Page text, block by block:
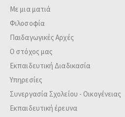
Με μια ματιά
Φιλοσοφία
Παιδαγωγικές Αρχές
Ο στόχος μας
Εκπαιδευτική Διαδικασία
Υπηρεσίες
Συνεργασία Σχολείου - Οικογένειας
Εκπαιδευτική έρευνα